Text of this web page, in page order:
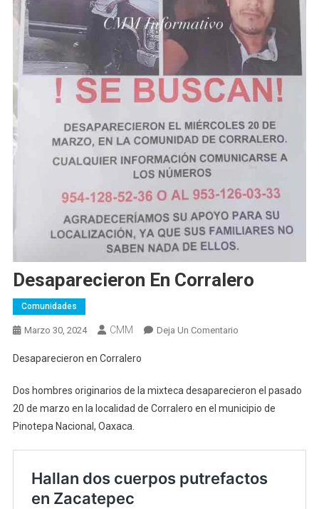
Desaparecieron En Corralero
Comunidades
Marzo 30, 2024 CMM Deja Un ComentarioEn
Desaparecieron en Corralero
Dos hombres originarios de la mixteca desaparecieron el pasado
20 de marzo en la localidad de Corralero en el municipio de
Pinotepa Nacional, Oaxaca.